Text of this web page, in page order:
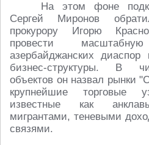
На этом фоне
Сергей Миронов
прокурору Игорю
провести
азербайджанских
бизнес-структуры. В
объектов он назвал рынки
крупнейшие торговые
известные как
мигрантами, теневыми
связями.